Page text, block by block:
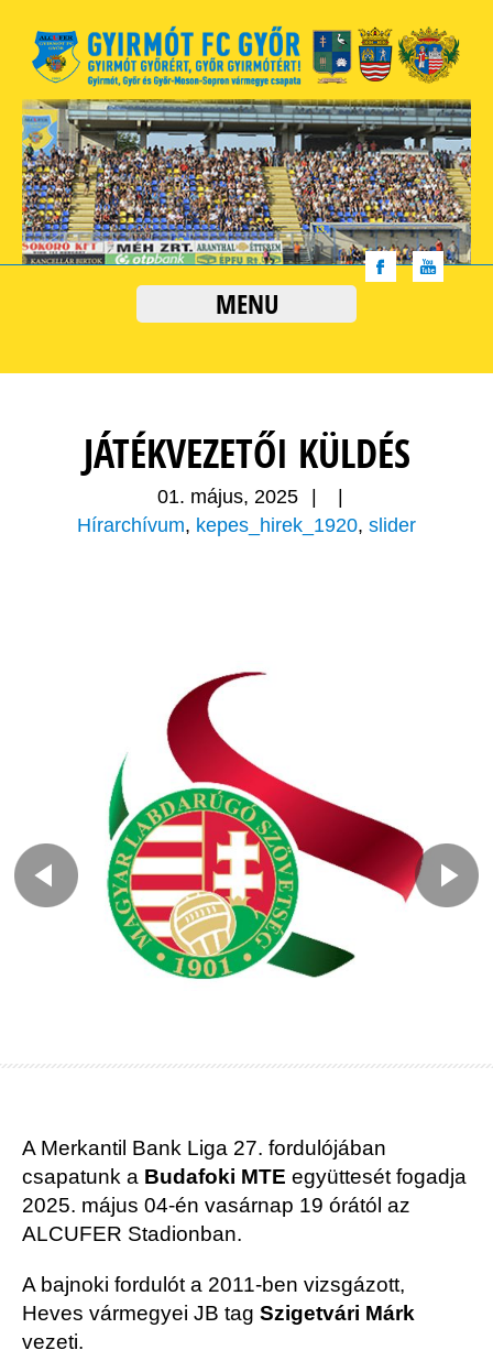
MENU
JÁTÉKVEZETŐI KÜLDÉS
01. május, 2025
Hírarchívum, kepes_hirek_1920, slider
A Merkantil Bank Liga 27. fordulójában
csapatunk a Budafoki MTE együttesét fogadja
2025. május 04-én vasárnap 19 órától az
ALCUFER Stadionban.
A bajnoki fordulót a 2011-ben vizsgázott,
Heves vármegyei JB tag Szigetvári Márk
vezeti.